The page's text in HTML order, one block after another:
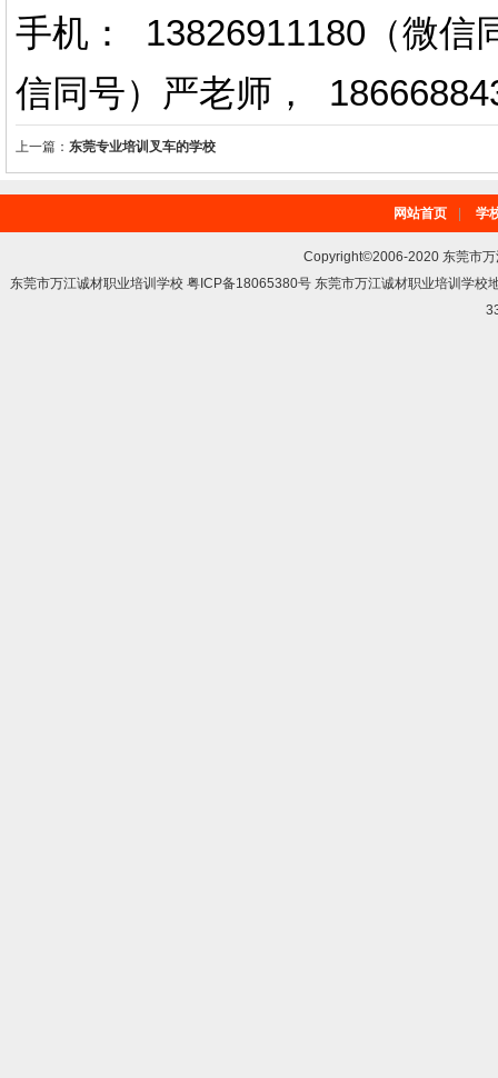
手机： 13826911180（微信
信同号）严老师 ，
上一篇： 东莞专业培训叉车的学校
网站首页 学
Copyright©2006-2020 东莞市
东莞市万江诚材职业培训学校 粤ICP备18065380号 东莞市万江诚材职业培训学